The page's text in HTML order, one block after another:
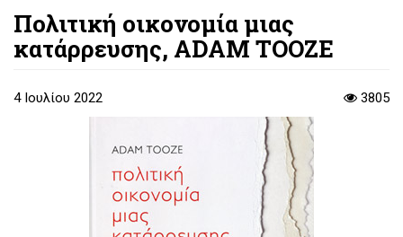
Πολιτική οικονομία μιας
κατάρρευσης, ADAM TOOZE
4 Ιουλίου 2022 3805